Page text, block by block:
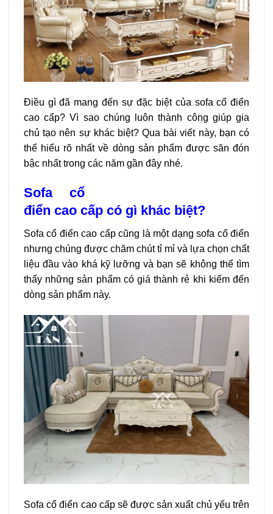
Điều gì đã mang đến sự đặc biệt của sofa cổ điển
cao cấp? Vì sao chúng luôn thành công giúp gia
chủ tạo nên sự khác biệt? Qua bài viết này, bạn có
thể hiểu rõ nhất về dòng sản phẩm được săn đón
bậc nhất trong các năm gần đây nhé.
Sofa cổ
điển cao cấp có gì khác biệt?
Sofa cổ điển cao cấp cũng là một dạng sofa cổ điển
nhưng chúng được chăm chút tỉ mỉ và lựa chọn chất
liệu đầu vào khá kỹ lưỡng và bạn sẽ không thể tìm
thấy những sản phẩm có giá thành rẻ khi kiếm đến
dòng sản phẩm này.
Sofa cổ điển cao cấp sẽ được sản xuất chủ yếu trên